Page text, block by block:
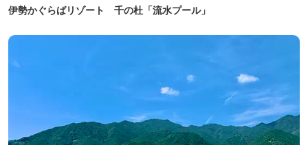
伊勢かぐらばリゾート 千の杜「流水プール」